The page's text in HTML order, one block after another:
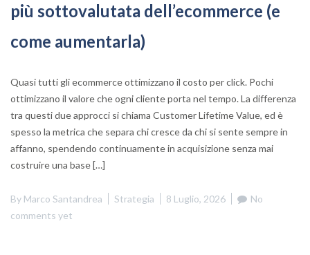
più sottovalutata dell’ecommerce (e
come aumentarla)
Quasi tutti gli ecommerce ottimizzano il costo per click. Pochi
ottimizzano il valore che ogni cliente porta nel tempo. La differenza
tra questi due approcci si chiama Customer Lifetime Value, ed è
spesso la metrica che separa chi cresce da chi si sente sempre in
affanno, spendendo continuamente in acquisizione senza mai
costruire una base […]
By Marco Santandrea Strategia 8 Luglio, 2026
No
comments yet